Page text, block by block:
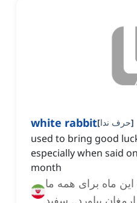
white rabbit[حرف ندا]
used to bring good
especially when said
month
ماه برای همه ما